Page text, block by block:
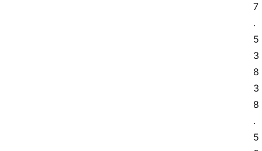
7
.
5
3
8
3
8
.
5